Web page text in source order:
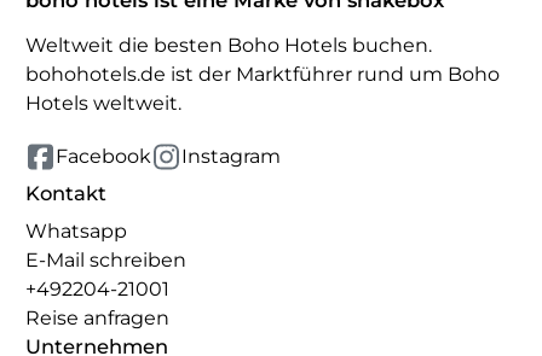
Weltweit die besten Boho Hotels buchen.
bohohotels.de ist der Marktführer rund um Boho
Hotels weltweit.
Facebook Instagram
Kontakt
Whatsapp
E-Mail schreiben
+492204-21001
Reise anfragen
Unternehmen